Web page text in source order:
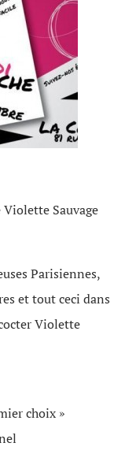
Sauvage
Parisiennes,
et tout ceci dans
Violette
choix »